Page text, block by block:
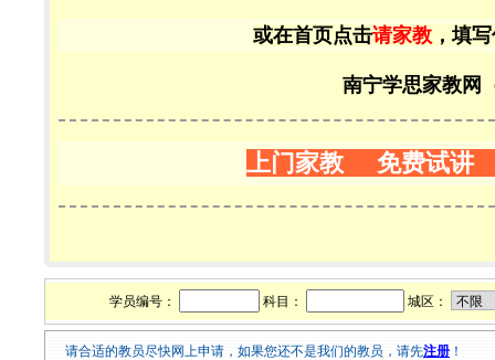
或在首页点击请家教 ，填
南宁学思家教网
上门家教 免费试讲
学员编号： 科目： 城区：
请合适的教员尽快网上申请，如果您还不是我们的教员，请先注册 ！